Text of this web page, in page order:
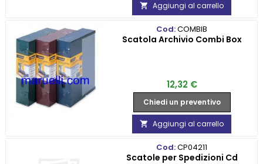
 Aggiungi al carrello
Cod:COMBIB
Scatola Archivio Combi Box
Prezzo
12,32 €
Chiedi un preventivo
 Aggiungi al carrello
Cod:CP04211
Scatole per Spedizioni Cd